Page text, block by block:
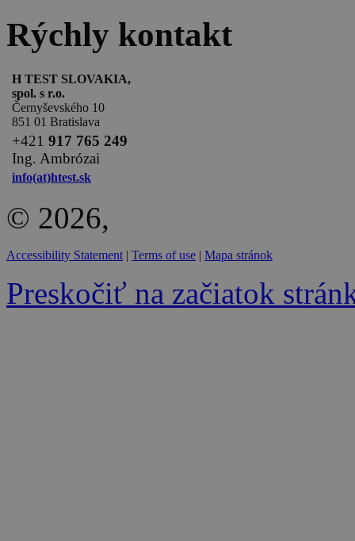
Rýchly kontakt
H TEST SLOVAKIA,
spol. s r.o.
Černyševského 10
851 01 Bratislava
+421 917 765 249
Ing. Ambrózai
info(at)htest.sk
© 2026,
Accessibility Statement | Terms of use | Mapa stránok
Preskočiť na začiatok